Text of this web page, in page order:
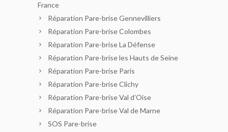
France
Réparation Pare-brise Gennevilliers
Réparation Pare-brise Colombes
Réparation Pare-brise La Défense
Réparation Pare-brise les Hauts de Seine
Réparation Pare-brise Paris
Réparation Pare-brise Clichy
Réparation Pare-brise Val d’Oise
Réparation Pare-brise Val de Marne
SOS Pare-brise